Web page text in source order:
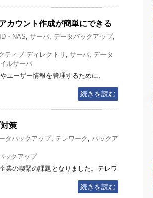
カウント作成が簡単にできる
・NAS, サーバ, データバックアップ,
ティブ ディレクトリ , サーバ, データ
ルサーバ
ユーザー情報を管理するために、
続きを読む
策
タバックアップ, テレワーク , バックア
ックアップ
業の喫緊の課題となりました。テレワ
続きを読む